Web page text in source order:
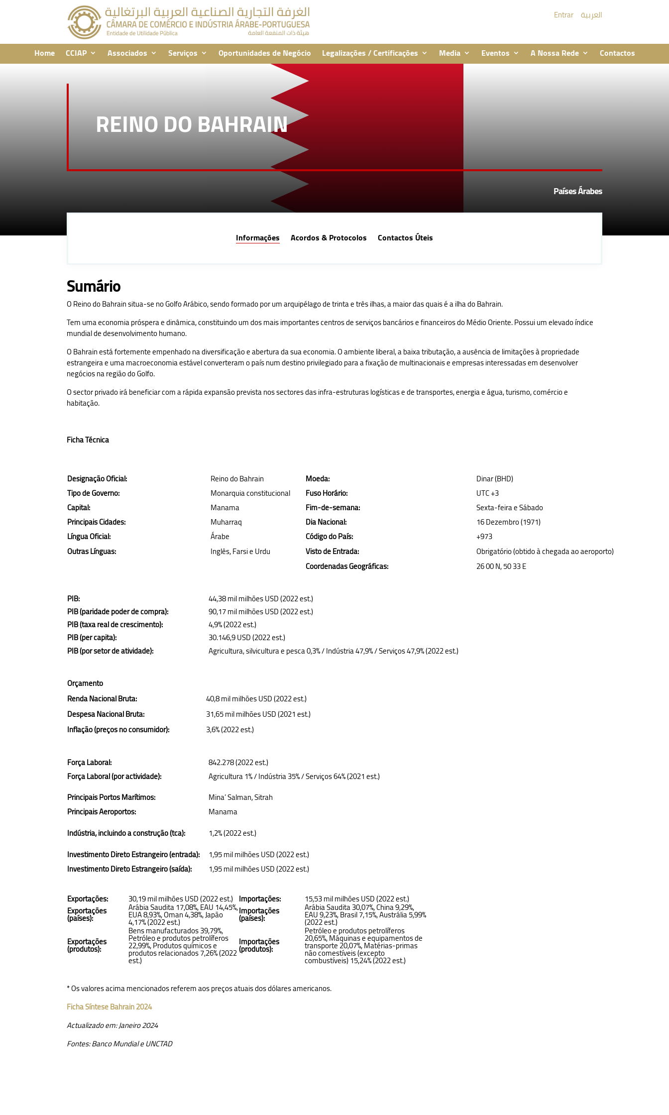
Entrar العربية
Home CCIAP Associados Serviços Oportunidades de Negócio Legalizações / Certificações Media Eventos A Nossa Rede Contactos
REINO DO BAHRAIN
Países Árabes
Informações Acordos & Protocolos Contactos Úteis
Sumário
O Reino do Bahrain situa-se no Golfo Arábico, sendo formado por um arquipélago de trinta e três ilhas, a maior das quais é a ilha do Bahrain.
Tem uma economia próspera e dinâmica, constituindo um dos mais importantes centros de serviços bancários e financeiros do Médio Oriente. Possui um elevado índice
mundial de desenvolvimento humano.
O Bahrain está fortemente empenhado na diversificação e abertura da sua economia. O ambiente liberal, a baixa tributação, a ausência de limitações à propriedade
estrangeira e uma macroeconomia estável converteram o país num destino privilegiado para a fixação de multinacionais e empresas interessadas em desenvolver
negócios na região do Golfo.
O sector privado irá beneficiar com a rápida expansão prevista nos sectores das infra-estruturas logísticas e de transportes, energia e água, turismo, comércio e
habitação.
Ficha Técnica
Designação Oficial: Reino do Bahrain Moeda:
Dinar (BHD)
Tipo de Governo:
Monarquia constitucional Fuso Horário:
UTC +3
Capital:
Manama Fim-de-semana:
Sexta-feira e Sábado
Principais Cidades:
Muharraq Dia Nacional:
16 Dezembro (1971)
Língua Oficial:
Árabe Código do País:
+973
Outras Línguas:
Inglês, Farsi e Urdu Visto de Entrada:
Obrigatório (obtido à chegada ao aeroporto)
Coordenadas Geográficas:
26 00 N, 50 33 E
PIB:
44,38 mil milhões USD (2022 est.)
PIB (paridade poder de compra):
90,17 mil milhões USD (2022 est.)
PIB (taxa real de crescimento):
4,9% (2022 est.)
PIB (per capita):
30.146,9 USD (2022 est.)
PIB (por setor de atividade):
Agricultura, silvicultura e pesca 0,3% / Indústria 47,9% / Serviços 47,9% (2022 est.)
Orçamento
Renda Nacional Bruta:
40,8 mil milhões USD (2022 est.)
Despesa Nacional Bruta:
31,65 mil milhões USD (2021 est.)
Inflação (preços no consumidor):
3,6% (2022 est.)
Força Laboral:
842.278 (2022 est.)
Força Laboral (por actividade):
Agricultura 1% / Indústria 35% / Serviços 64% (2021 est.)
Principais Portos Marítimos:
Mina’ Salman, Sitrah
Principais Aeroportos:
Manama
Indústria, incluindo a construção (tca):
1,2% (2022 est.)
Investimento Direto Estrangeiro (entrada):
1,95 mil milhões USD (2022 est.)
Investimento Direto Estrangeiro (saída):
1,95 mil milhões USD (2022 est.)
Exportações: 30,19 mil milhões USD (2022 est.) Importações:
15,53 mil milhões USD (2022 est.)
Exportações
(países):
Arábia Saudita 17,08%, EAU 14,45%,
EUA 8,93%, Oman 4,38%, Japão
4,17% (2022 est.)
Importações
(países):
Arábia Saudita 30,07%, China 9,29%,
EAU 9,23%, Brasil 7,15%, Austrália 5,99%
(2022 est.)
Exportações
(produtos):
Bens manufacturados 39,79%,
Petróleo e produtos petrolíferos
22,99%, Produtos químicos e
produtos relacionados 7,26% (2022
est.)
Importações
(produtos):
Petróleo e produtos petrolíferos
20,65%, Máquinas e equipamentos de
transporte 20,07%, Matérias-primas
não comestíveis (excepto
combustíveis) 15,24% (2022 est.)
* Os valores acima mencionados referem aos preços atuais dos dólares americanos.
Ficha Síntese Bahrain 2024
Actualizado em: Janeiro 2024
Fontes: Banco Mundial e UNCTAD